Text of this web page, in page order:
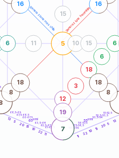
generazione maschile generazione femminile
51-52,5
52,5-53,5
53,5-54
56-57,5
57,5-58,5
58,5-59
61-62,5
62,5-63,5
63,5-64
66-67,5
67,5-68,5
68,5-69
13
5
20
15
10
22
11
11
22
10
15
20
5
13
7
5
12
3
18
6
6
19
6 10 15
11
15
16 16
8
18
8
18
55anni
65anni